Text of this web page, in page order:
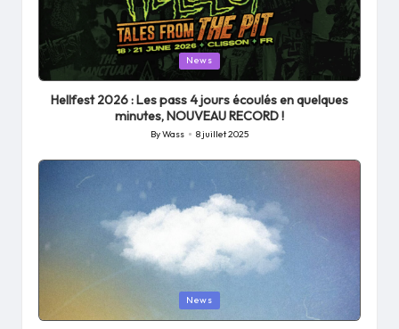
in
News
Hellfest 2026 : Les pass 4 jours écoulés en quelques
minutes, NOUVEAU RECORD !
Posted
ByWass 8 juillet 2025
in
News